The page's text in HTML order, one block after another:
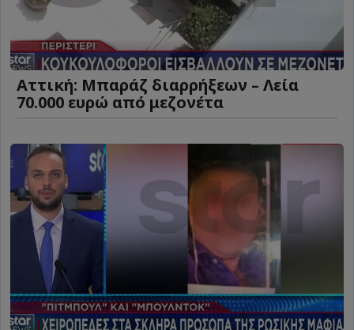
Αττική: Μπαράζ διαρρήξεων – Λεία
70.000 ευρώ από μεζονέτα